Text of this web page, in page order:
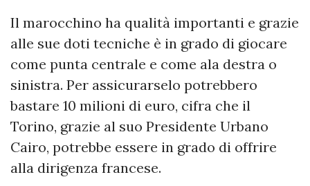
Il marocchino ha qualità importanti e grazie
alle sue doti tecniche è in grado di giocare
come punta centrale e come ala destra o
sinistra. Per assicurarselo potrebbero
bastare 10 milioni di euro, cifra che il
Torino, grazie al suo Presidente Urbano
Cairo, potrebbe essere in grado di offrire
alla dirigenza francese.